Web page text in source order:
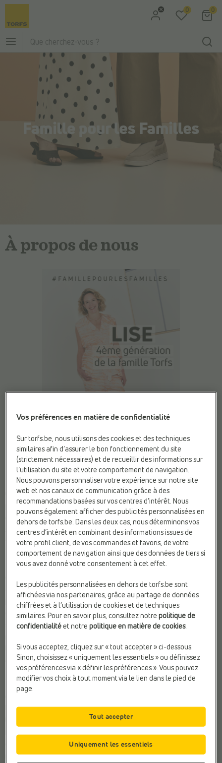
Aller au menu principal
0 0
À propos de nous
Chez Torfs, nous voulons toujours être là avec notre famille
pour la vôtre. Depuis plus de 75 ans – depuis notre création en
octobre 1948 – le service, la convivialité et le souci du client
sont inscrits dans notre ADN. La famille est le fil rouge de la
vie de chacun, et aussi de notre entreprise.
Nous sommes fiers de vous présenter toutes les générations
aujourd’hui à la porte. De la « vieille grand-mère et du grand-
père » aux membres de la famille présents au sein du Conseil
d’Administration ; de Wouter Torfs à notre CEO Lise Conix, qui a
succédé à son oncle en 2023. Sans oublier tous les autres
l’entreprise ou qu’ils suivent avec fierté en coulisses. Faites
connaissance avec notre #famillepourlesfamilles.
De génération en génération, nos valeurs familiales restent
les personnes, en visant un souci du bien-être à 360° pour
toutes nos parties prenantes : clients, employés, actionnaires,
est dans notre ADN de prendre soin les uns des autres et du
monde dans lequel nous vivons. Notre politique de durabilité
Vos préférences en matière de confidentialité
Sur torfs.be, nous utilisons des cookies et des techniques
similaires afin d’assurer le bon fonctionnement du site
(strictement nécessaires) et de recueillir des informations sur
l’utilisation du site et votre comportement de navigation.
Nous pouvons personnaliser votre expérience sur notre site
web et nos canaux de communication grâce à des
recommandations basées sur vos centres d’intérêt. Nous
pouvons également afficher des publicités personnalisées en
dehors de torfs.be. Dans les deux cas, nous déterminons vos
centres d’intérêt en combinant des informations issues de
votre profil client, de vos commandes et favoris, de votre
comportement de navigation ainsi que des données de tiers si
vous avez donné votre consentement à cet effet.
Les publicités personnalisées en dehors de torfs.be sont
affichées via nos partenaires, grâce au partage de données
chiffrées et à l’utilisation de cookies et de techniques
similaires. Pour en savoir plus, consultez notrepolitique de
confidentialité et notrepolitique en matière de cookies.
Si vous acceptez, cliquez sur « tout accepter » ci-dessous.
Sinon, choisissez « uniquement les essentiels » ou définissez
vos préférences via « définir les préférences ». Vous pouvez
modifier vos choix à tout moment via le lien dans le pied de
page.
Uniquement les essentiels
Tout accepter